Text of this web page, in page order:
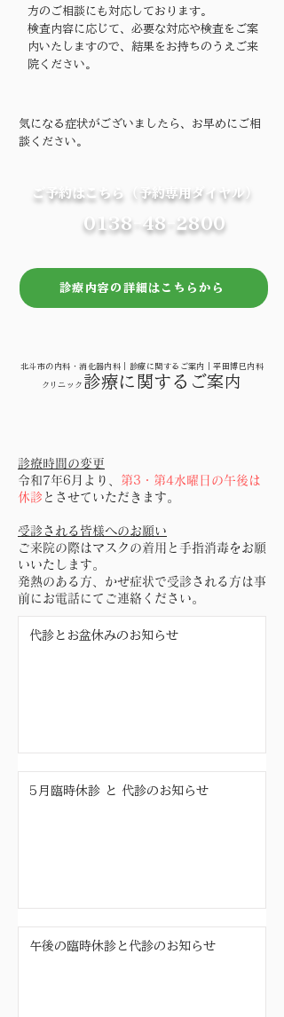
方のご相談にも対応しております。
検査内容に応じて、必要な対応や検査をご案
内いたしますので、結果をお持ちのうえご来
院ください。
気になる症状がございましたら、お早めにご相
談ください。
ご予約はこちら（予約専用ダイヤル）
0138-48-2800
診療内容の詳細はこちらから
北斗市の内科・消化器内科｜診療に関するご案内｜平田博巳内科
クリニック 診療に関するご案内
診療時間の変更
令和7年6月より、 第3・第4水曜日の午後は
休診 とさせていただきます。
受診される皆様へのお願い
ご来院の際はマスクの着用と手指消毒をお願
いいたします。
発熱のある方、かぜ症状で受診される方は事
前にお電話にてご連絡ください。
代診とお盆休みのお知らせ
5月臨時休診 と 代診のお知らせ
午後の臨時休診と代診のお知らせ